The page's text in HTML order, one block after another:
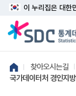
이 누리집은 대한
찾아오시는길
국가데이터처 경인지